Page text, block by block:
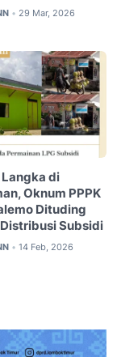
• 29 Mar, 2026
Langka di
Oknum PPPK
Dituding
Subsidi
• 14 Feb, 2026